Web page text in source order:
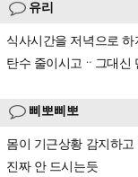
유리
식사시간을 저녁으로
탄수 줄이시고ᆢ그대신
삐뽀삐뽀
몸이 기근상황 감지하
진짜 안 드시는듯